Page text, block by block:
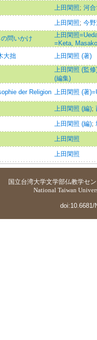
上田閑照; 河
上田閑照; 今
問いかけ
上田閑照
=Keta, Masako
大拙
上田閑照 (著)
上田閑照 (監修
(編集)
der Religion 上田閑照 (著
上田閑照 (編);
上田閑照 (編);
上田閑照
上田閑照
国立台湾大学文学部仏教学セ
National Taiwan
doi:10.6681/